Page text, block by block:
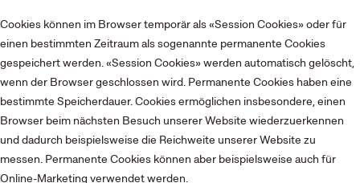
Cookies können im Browser temporär als «Session Cookies» oder für
einen bestimmten Zeitraum als sogenannte permanente Cookies
gespeichert werden. «Session Cookies» werden automatisch gelöscht,
wenn der Browser geschlossen wird. Permanente Cookies haben eine
bestimmte Speicherdauer. Cookies ermöglichen insbesondere, einen
Browser beim nächsten Besuch unserer Website wiederzuerkennen
und dadurch beispielsweise die Reichweite unserer Website zu
messen. Permanente Cookies können aber beispielsweise auch für
Online-Marketing verwendet werden.